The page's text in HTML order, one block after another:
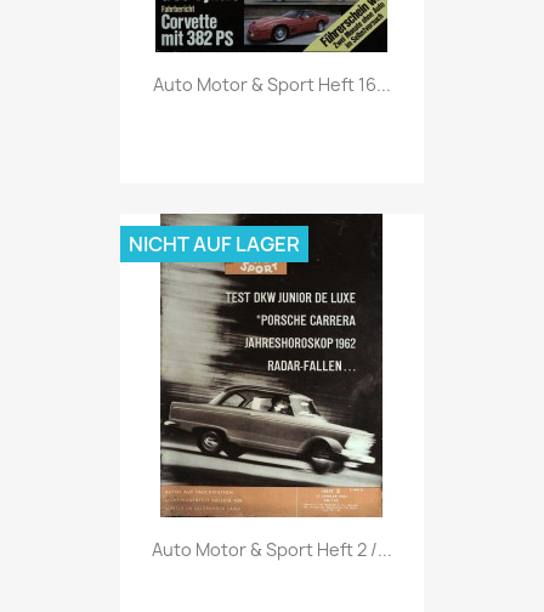
Vorschau
Auto Motor & Sport Heft 16...
Vorschau
Auto Motor & Sport Heft 2 /...
NICHT AUF LAGER